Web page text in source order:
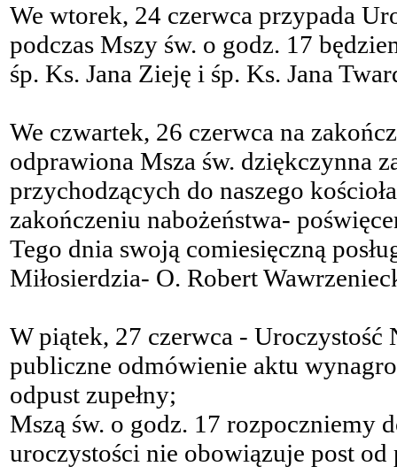
We wtorek, 24 czerwca przypada
podczas Mszy św. o godz. 17
śp. Ks. Jana Zieję i śp. Ks. Jana
We czwartek, 26 czerwca na
odprawiona Msza św. dziękczynna
przychodzących do naszego
zakończeniu nabożeństwa-
Tego dnia swoją comiesięczną
Miłosierdzia- O. Robert
W piątek, 27 czerwca - Uroczystość
publiczne odmówienie aktu
odpust zupełny;
Mszą św. o godz. 17 rozpoczniemy
uroczystości nie obowiązuje post